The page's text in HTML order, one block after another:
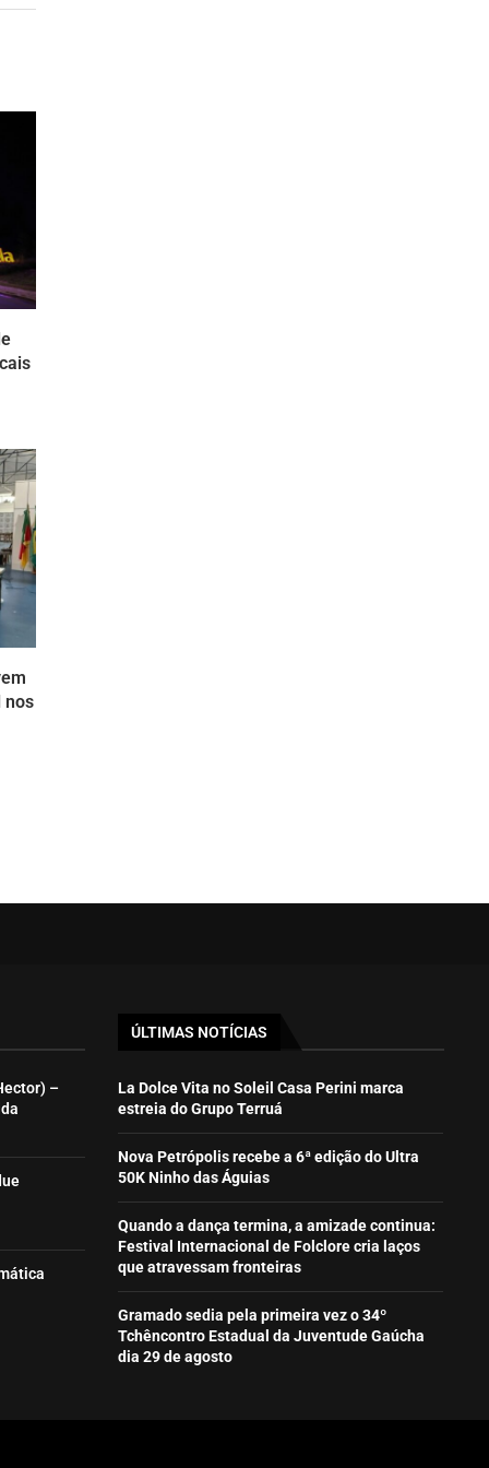
nos
–
ÚLTIMAS NOTÍCIAS
La Dolce Vita no Soleil Casa Perini marca
estreia do Grupo Terruá
Nova Petrópolis recebe a 6ª edição do Ultra
50K Ninho das Águias
Quando a dança termina, a amizade continua:
Festival Internacional de Folclore cria laços
que atravessam fronteiras
Gramado sedia pela primeira vez o 34º
Tchêncontro Estadual da Juventude Gaúcha
dia 29 de agosto